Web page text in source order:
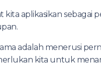
kita aplikasikan sebagai
adalah menerusi
kita untuk